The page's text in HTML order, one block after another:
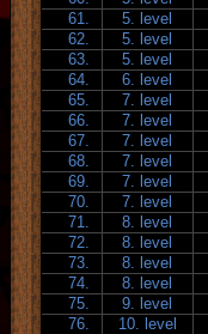
61.
5. level
62.
5. level
63.
5. level
64.
6. level
65.
7. level
66.
7. level
67.
7. level
68.
7. level
69.
7. level
70.
7. level
71.
8. level
72.
8. level
73.
8. level
74.
8. level
75.
9. level
76.
10. level